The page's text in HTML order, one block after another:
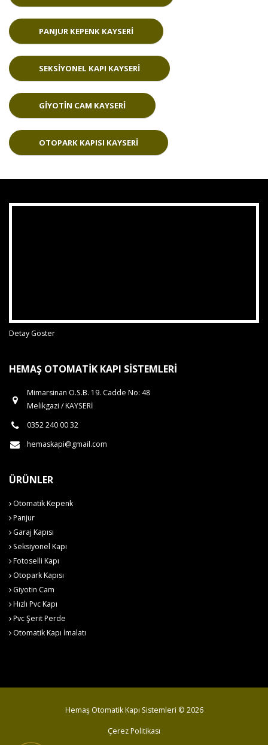
PANJUR KEPENK KAYSERI
SEKSIYONEL KAPI KAYSERI
GIYOTIN CAM KAYSERI
OTOPARK KAPISI KAYSERI
Detay Göster
HEMAŞ OTOMATIK KAPI SISTEMLERI
Mimarsinan O.S.B. 19. Cadde No: 48
Melikgazi / KAYSERİ
0352 240 00 32
hemaskapi@gmail.com
ÜRÜNLER
Otomatik Kepenk
Panjur
Garaj Kapısı
Seksiyonel Kapı
Fotoselli Kapı
Otopark Kapısı
Giyotin Cam
Hızlı Pvc Kapı
Pvc Şerit Perde
Otomatik Kapı İmalatı
Hemaş Otomatik Kapı Sistemleri © 2026
Çerez Politikası